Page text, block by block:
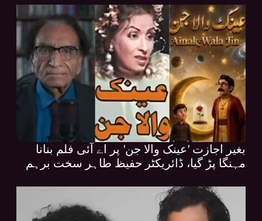
بغیر اجازت 'عینک والا جن' پر اے آئی فلم بنانا
مہنگا پڑ گیا، ڈائریکٹر حفیظ طاہر سخت برہم